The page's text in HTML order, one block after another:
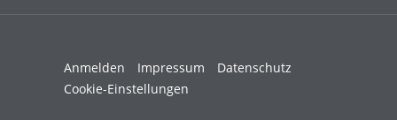
Anmelden Impressum
Datenschutz
Cookie-Einstellungen